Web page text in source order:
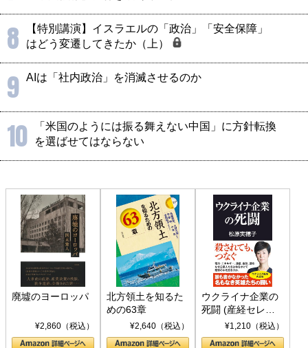
8
【特別講演】イスラエルの「政治」「安全保障」
はどう変遷してきたか（上）
9 AIは「社内政治」を消滅させるのか
10
「米国のようには振る舞えない中国」に方針転換
を選ばせてはならない
廃墟のヨーロッパ
¥2,860（税込）
北方領土を知るた
めの63章
¥2,640（税込）
ウクライナ企業の
死闘 (産経セレク
ト S 039)¥1,210（税込）